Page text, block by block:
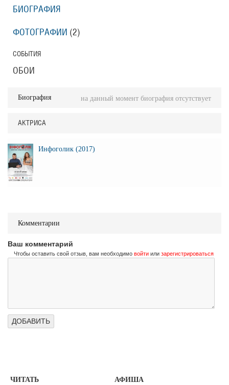
БИОГРАФИЯ
ФОТОГРАФИИ (2)
СОБЫТИЯ
ОБОИ
Биография на данный момент биография отсутствует
АКТРИСА
Инфоголик (2017)
Комментарии
Ваш комментарий
Чтобы оставить свой отзыв, вам необходимо войти или зарегистрироваться
ЧИТАТЬ АФИША